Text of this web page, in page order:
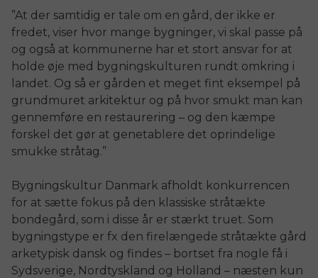
”At der samtidig er tale om en gård, der ikke er
fredet, viser hvor mange bygninger, vi skal passe på
og også at kommunerne har et stort ansvar for at
holde øje med bygningskulturen rundt omkring i
landet. Og så er gården et meget fint eksempel på
grundmuret arkitektur og på hvor smukt man kan
gennemføre en restaurering – og den kæmpe
forskel det gør at genetablere det oprindelige
smukke stråtag.”
Bygningskultur Danmark afholdt konkurrencen
for at sætte fokus på den klassiske stråtækte
bondegård, som i disse år er stærkt truet. Som
bygningstype er fx den firelængede stråtækte gård
arketypisk dansk og findes – bortset fra nogle få i
Sydsverige, Nordtyskland og Holland – næsten kun